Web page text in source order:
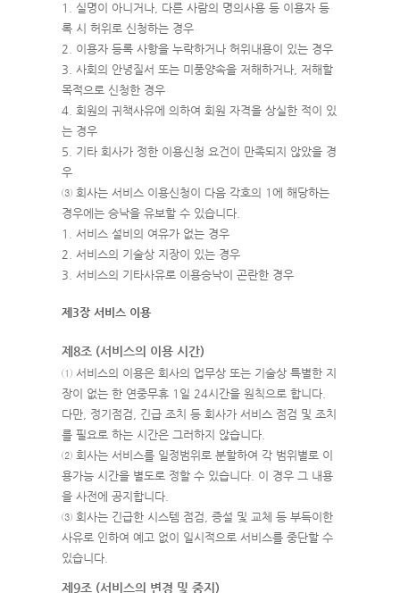
1. 실명이 아니거나, 다른 사람의 명의사용 등 이용자 등
록 시 허위로 신청하는 경우
2. 이용자 등록 사항을 누락하거나 허위내용이 있는 경우
3. 사회의 안녕질서 또는 미풍양속을 저해하거나, 저해할
목적으로 신청한 경우
4. 회원의 귀책사유에 의하여 회원 자격을 상실한 적이 있
는 경우
5. 기타 회사가 정한 이용신청 요건이 만족되지 않았을 경
우
③ 회사는 서비스 이용신청이 다음 각호의 1에 해당하는
경우에는 승낙을 유보할 수 있습니다.
1. 서비스 설비의 여유가 없는 경우
2. 서비스의 기술상 지장이 있는 경우
3. 서비스의 기타사유로 이용승낙이 곤란한 경우
제3장 서비스 이용
제8조 (서비스의 이용 시간)
① 서비스의 이용은 회사의 업무상 또는 기술상 특별한 지
장이 없는 한 연중무휴 1일 24시간을 원칙으로 합니다.
다만, 정기점검, 긴급 조치 등 회사가 서비스 점검 및 조치
를 필요로 하는 시간은 그러하지 않습니다.
② 회사는 서비스를 일정범위로 분할하여 각 범위별로 이
용가능 시간을 별도로 정할 수 있습니다. 이 경우 그 내용
을 사전에 공지합니다.
③ 회사는 긴급한 시스템 점검, 증설 및 교체 등 부득이한
사유로 인하여 예고 없이 일시적으로 서비스를 중단할 수
있습니다.
제9조 (서비스의 변경 및 중지)